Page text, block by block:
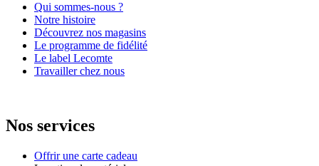
Qui sommes-nous ?
Notre histoire
Découvrez nos magasins
Le programme de fidélité
Le label Lecomte
Travailler chez nous
Nos services
Offrir une carte cadeau